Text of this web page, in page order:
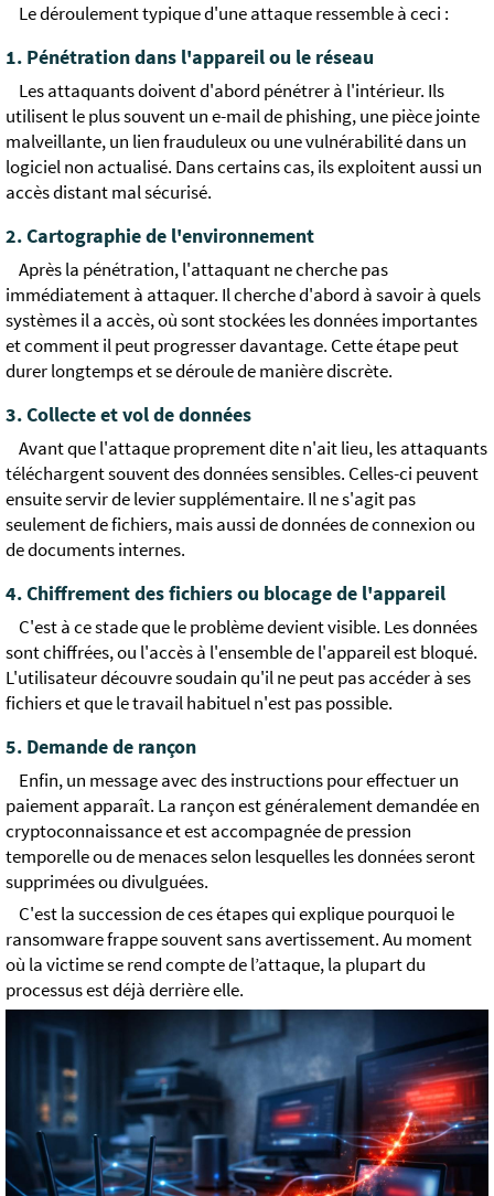
Le déroulement typique d'une attaque ressemble à ceci :
1. Pénétration dans l'appareil ou le réseau
Les attaquants doivent d'abord pénétrer à l'intérieur. Ils
utilisent le plus souvent un e-mail de phishing, une pièce jointe
malveillante, un lien frauduleux ou une vulnérabilité dans un
logiciel non actualisé. Dans certains cas, ils exploitent aussi un
accès distant mal sécurisé.
2. Cartographie de l'environnement
Après la pénétration, l'attaquant ne cherche pas
immédiatement à attaquer. Il cherche d'abord à savoir à quels
systèmes il a accès, où sont stockées les données importantes
et comment il peut progresser davantage. Cette étape peut
durer longtemps et se déroule de manière discrète.
3. Collecte et vol de données
Avant que l'attaque proprement dite n'ait lieu, les attaquants
téléchargent souvent des données sensibles. Celles-ci peuvent
ensuite servir de levier supplémentaire. Il ne s'agit pas
seulement de fichiers, mais aussi de données de connexion ou
de documents internes.
4. Chiffrement des fichiers ou blocage de l'appareil
C'est à ce stade que le problème devient visible. Les données
sont chiffrées, ou l'accès à l'ensemble de l'appareil est bloqué.
L'utilisateur découvre soudain qu'il ne peut pas accéder à ses
fichiers et que le travail habituel n'est pas possible.
5. Demande de rançon
Enfin, un message avec des instructions pour effectuer un
paiement apparaît. La rançon est généralement demandée en
cryptoconnaissance et est accompagnée de pression
temporelle ou de menaces selon lesquelles les données seront
supprimées ou divulguées.
C'est la succession de ces étapes qui explique pourquoi le
ransomware frappe souvent sans avertissement. Au moment
où la victime se rend compte de l’attaque, la plupart du
processus est déjà derrière elle.